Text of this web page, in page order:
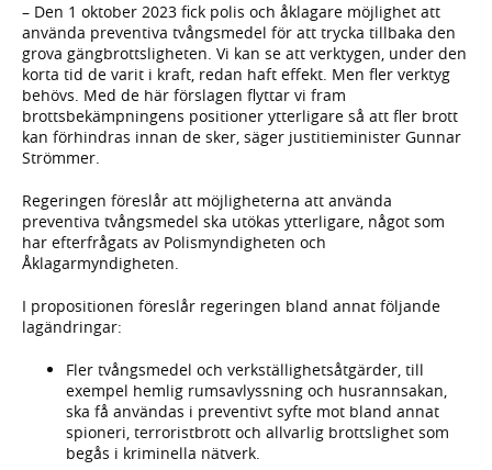
– Den 1 oktober 2023 fick polis och åklagare möjlighet att
använda preventiva tvångsmedel för att trycka tillbaka den
grova gängbrottsligheten. Vi kan se att verktygen, under den
korta tid de varit i kraft, redan haft effekt. Men fler verktyg
behövs. Med de här förslagen flyttar vi fram
brottsbekämpningens positioner ytterligare så att fler brott
kan förhindras innan de sker, säger justitieminister Gunnar
Strömmer.
Regeringen föreslår att möjligheterna att använda
preventiva tvångsmedel ska utökas ytterligare, något som
har efter­frågats av Polismyndigheten och
Åklagarmyndigheten.
I propositionen föreslår regeringen bland annat följande
lagändringar:
Fler tvångsmedel och verkställighetsåtgärder, till
exempel hemlig rumsavlyssning och husrannsakan,
ska få användas i preventivt syfte mot bland annat
spioneri, terroristbrott och allvarlig brottslighet som
begås i kriminella nätverk.